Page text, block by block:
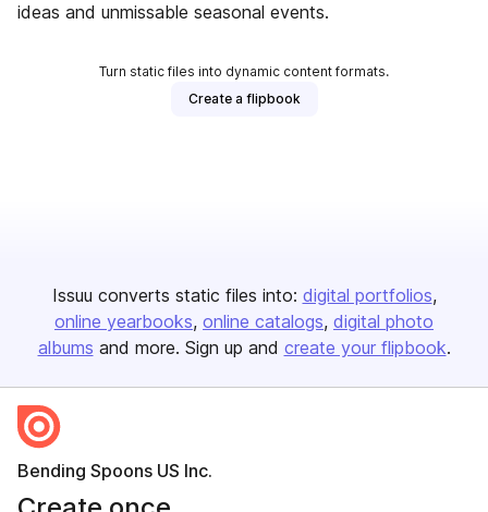
ideas and unmissable seasonal events.
Turn static files into dynamic content formats.
Create a flipbook
Issuu converts static files into: digital portfolios
online yearbooks online catalogs digital photo
albums and more. Sign up and create your flipbook.
Bending Spoons US Inc.